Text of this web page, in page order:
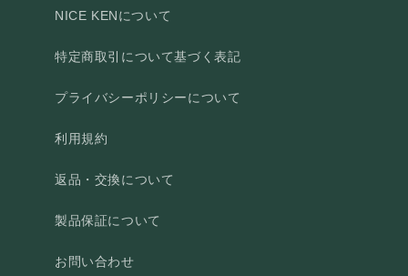
NICE KENについて
特定商取引について基づく表記
プライバシーポリシーについて
利用規約
返品・交換について
製品保証について
お問い合わせ